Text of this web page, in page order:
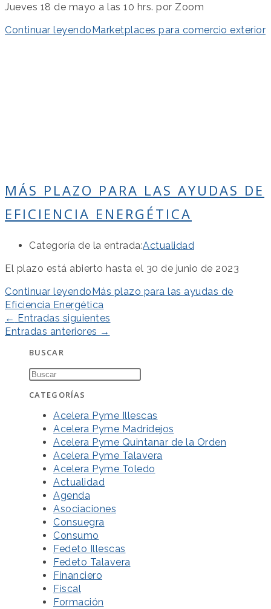
Jueves 18 de mayo a las 10 hrs. por Zoom
Continuar leyendo Marketplaces para comercio exterior
MÁS PLAZO PARA LAS AYUDAS DE
EFICIENCIA ENERGÉTICA
Categoría de la entrada:Actualidad
El plazo está abierto hasta el 30 de junio de 2023
Continuar leyendoMás plazo para las ayudas de
Eficiencia Energética
← Entradas siguientes
Entradas anteriores →
BUSCAR
CATEGORÍAS
Acelera Pyme Illescas
Acelera Pyme Madridejos
Acelera Pyme Quintanar de la Orden
Acelera Pyme Talavera
Acelera Pyme Toledo
Actualidad
Agenda
Asociaciones
Consuegra
Consumo
Fedeto Illescas
Fedeto Talavera
Financiero
Fiscal
Formación